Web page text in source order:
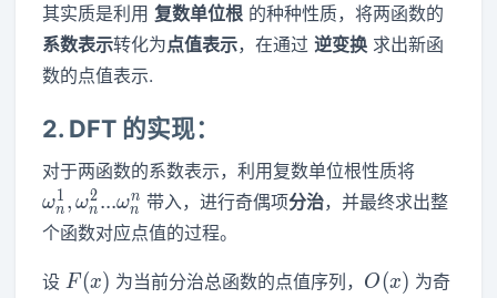
其实质是利用复数单位根 的种种性质，将两函数的
系数表示转化为点值表示，在通过逆变换 求出新函
数的点值表示.
2. DFT 的实现：
对于两函数的系数表示，利用复数单位根性质将
ωn
1 , ωn
2...ωn
n 带入，进行奇偶项分治，并最终求出整
个函数对应点值的过程。
设 F(x)
F (x) 为当前分治总函数的点值序列， O(x)
O(x) 为奇